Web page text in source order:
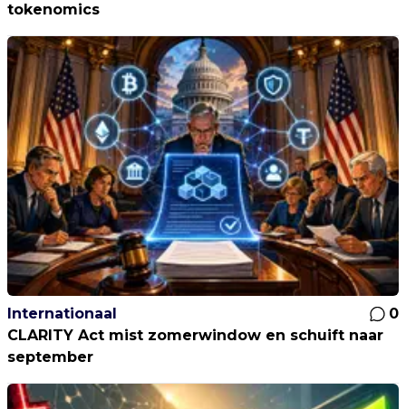
tokenomics
Internationaal
0
CLARITY Act mist zomerwindow en schuift naar
september